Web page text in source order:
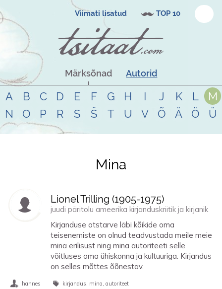
Viimati lisatud TOP 10
Märksõnad Autorid
A B C D E F G H I J K L
M
N
O P R S Š T U V Õ Ä Ö Ü
Tsitaadid teemalmina
Mina
Lionel Trilling (1905-1975)
juudi päritolu ameerika kirjanduskriitik ja kirjanik
Kirjanduse otstarve läbi kõikide oma
teisenemiste on olnud teadvustada meile meie
mina erilisust ning mina autoriteeti selle
võitluses oma ühiskonna ja kultuuriga. Kirjandus
on selles mõttes õõnestav.
hannes kirjandus mina autoriteet